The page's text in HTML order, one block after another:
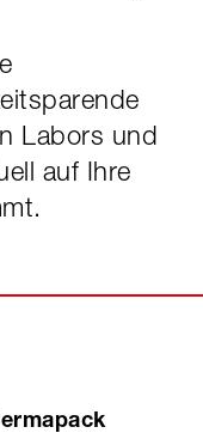
Labors und
auf Ihre